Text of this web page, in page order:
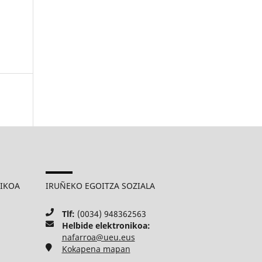
IRUÑEKO EGOITZA SOZIALA
Tlf: (0034) 948362563
Helbide elektronikoa:
nafarroa@ueu.eus
Kokapena mapan